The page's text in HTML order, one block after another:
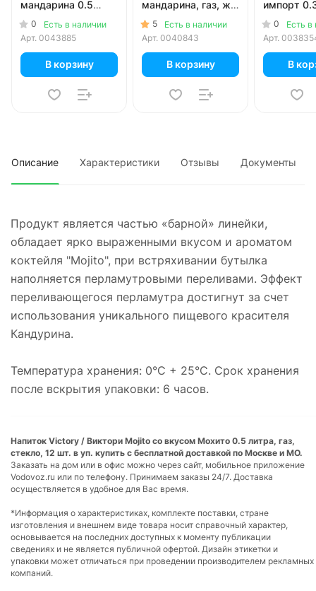
мандарина 0.5
литра, газ, стекло,
12 шт. в уп.
0
Есть в наличии
Арт. 0043885
В корзину
мандарина, газ, ж/
б, 0.33 литра, 12
шт. в уп.
5
Есть в наличии
Арт. 0040843
В корзину
импорт
ж/б, 24
0
Есть в
Арт.
В
Описание Характеристики Отзывы Документы
Продукт является частью «барной» линейки,
обладает ярко выраженными вкусом и ароматом
коктейля "Mojito", при встряхивании бутылка
наполняется перламутровыми переливами. Эффект
переливающегося перламутра достигнут за счет
использования уникального пищевого красителя
Кандурина.
Температура хранения: 0°С + 25°С. Срок хранения
после вскрытия упаковки: 6 часов.
Напиток Victory / Виктори Mojito со вкусом Мохито 0.5 литра, газ,
стекло, 12 шт. в уп. купить с бесплатной доставкой по Москве и МО.
Заказать на дом или в офис можно через сайт, мобильное приложение
Vodovoz.ru или по телефону. Принимаем заказы 24/7. Доставка
осуществляется в удобное для Вас время.
*Информация о характеристиках, комплекте поставки, стране
изготовления и внешнем виде товара носит справочный характер,
основывается на последних доступных к моменту публикации
сведениях и не является публичной офертой. Дизайн этикетки и
упаковки может отличаться при проведении производителем рекламных
компаний.